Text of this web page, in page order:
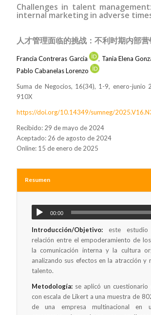
Challenges in talent
internal marketing in adverse
人才管理面临的挑战：不利时期内部
Francia Contreras García , Tania Elena
Pablo Cabanelas Lorenzo
Suma de Negocios, 16(34), 1-9, enero-junio
910X
https://doi.org/10.14349/sumneg/
Recibido: 29 de mayo de 2024
Aceptado: 26 de agosto de 2024
Online: 15 de enero de 2025
Resumen
00:00
Introducción/Objetivo:este estudio
relación entre el empoderamiento de
la comunicación interna y la cultura
analizando sus efectos en la atracción y
talento.
Metodología:se aplicó un cuestionario
con escala de Likert a una muestra de
de una empresa multinacional en